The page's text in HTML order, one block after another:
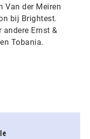
Van der Meiren
bij Brightest.
Ernst &
Tobania.